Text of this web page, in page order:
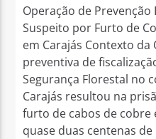
Operação de
Suspeito por Furto de
em Carajás Contexto
preventiva de
Segurança Florestal no
Carajás resultou na
furto de cabos de cobre
quase duas centenas